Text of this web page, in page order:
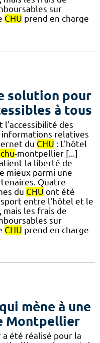
sur
CHU prend en charge
solution pour
à tous
l'accessibilité des
relatives
du CHU : L'hôtel
chu-montpellier [...]
la liberté de
mieux parmi une
Quatre
du CHU ont été
entre l'hôtel et le
les frais de
sur
CHU prend en charge
mène à une
Montpellier
été réalisé pour la